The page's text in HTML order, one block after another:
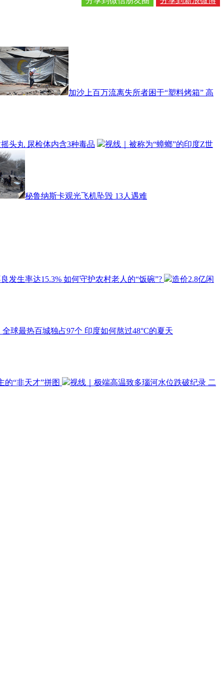
加沙上百万流离失所者困于“塑料烤箱” 高
头丸 尿检体内含3种毒品 视线｜被称为“蟑螂”的印度Z世
秘鲁纳斯卡观光飞机坠毁 13人遇难
发生率达15.3% 如何守护农村老人的“饭碗”? 造价2.8亿闲
全球最热百城独占97个 印度如何熬过48°C的夏天
的“非天才”拼图 视线｜极端高温致多瑙河水位跌破纪录 二